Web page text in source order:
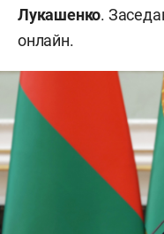
Лукашенко.
онлайн.